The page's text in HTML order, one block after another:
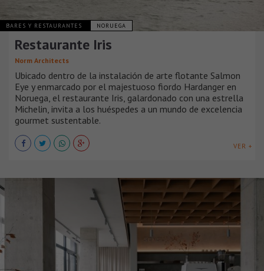
BARES Y RESTAURANTES NORUEGA
Restaurante Iris
Norm Architects
Ubicado dentro de la instalación de arte flotante Salmon
Eye y enmarcado por el majestuoso fiordo Hardanger en
Noruega, el restaurante Iris, galardonado con una estrella
Michelin, invita a los huéspedes a un mundo de excelencia
gourmet sustentable.
VER +